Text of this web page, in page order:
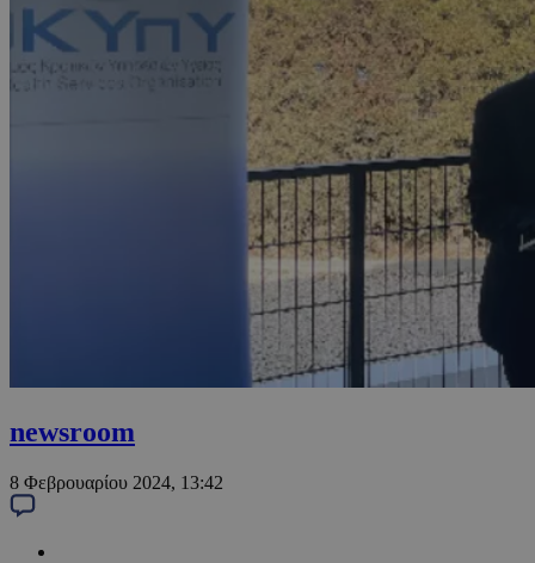
newsroom
8 Φεβρουαρίου 2024, 13:42